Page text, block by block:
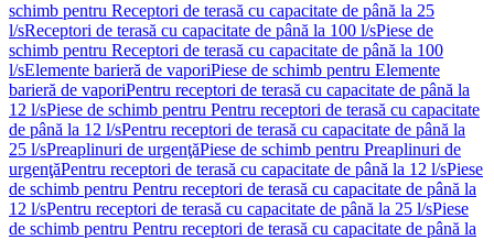
schimb pentru Receptori de terasă cu capacitate de până la 25
l/sReceptori de terasă cu capacitate de până la 100 l/sPiese de
schimb pentru Receptori de terasă cu capacitate de până la 100
l/sElemente barieră de vaporiPiese de schimb pentru Elemente
barieră de vaporiPentru receptori de terasă cu capacitate de până la
12 l/sPiese de schimb pentru Pentru receptori de terasă cu capacitate
de până la 12 l/sPentru receptori de terasă cu capacitate de până la
25 l/sPreaplinuri de urgenţăPiese de schimb pentru Preaplinuri de
urgenţăPentru receptori de terasă cu capacitate de până la 12 l/sPiese
de schimb pentru Pentru receptori de terasă cu capacitate de până la
12 l/sPentru receptori de terasă cu capacitate de până la 25 l/sPiese
de schimb pentru Pentru receptori de terasă cu capacitate de până la